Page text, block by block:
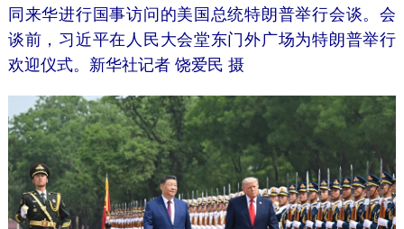
同来华进行国事访问的美国总统特朗普举行会谈。会
谈前，习近平在人民大会堂东门外广场为特朗普举行
欢迎仪式。新华社记者 饶爱民 摄